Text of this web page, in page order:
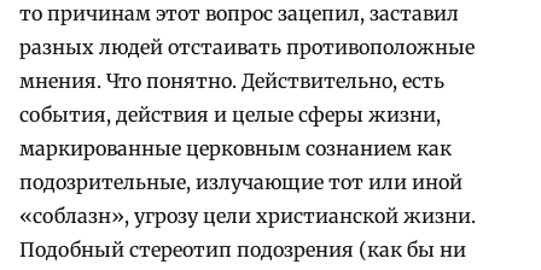
то причинам этот вопрос зацепил, заставил
разных людей отстаивать противоположные
мнения. Что понятно. Действительно, есть
события, действия и целые сферы жизни,
маркированные церковным сознанием как
подозрительные, излучающие тот или иной
«соблазн», угрозу цели христианской жизни.
Подобный стереотип подозрения (как бы ни